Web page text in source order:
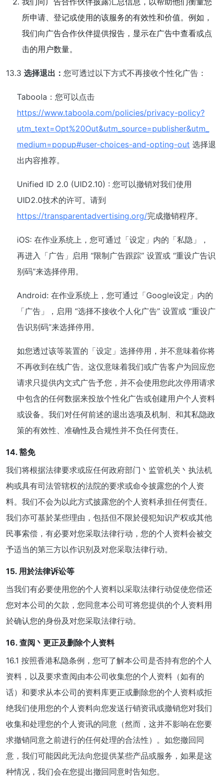
所申请、登记或使用的该服务的有效性和价值。例如，
我们向广告合作伙伴提供报告，显示在广告中查看或点
击的用户数量。
13.3 选择退出： 您可透过以下方式不再接收个性化广告：
Taboola：您可以点击
https://www.taboola.com/policies/privacy-policy?
utm_text=Opt%20Out&utm_source=publisher&utm_
medium=popup#user-choices-and-opting-out 选择退
出内容推荐。
Unified ID 2.0 (UID2.10) : 您可以撤销对我们使用
UID2.0技术的许可。请到
https://transparentadvertising.org/完成撤销程序。
iOS: 在作业系统上，您可通过「设定」内的「私隐」，
再进入「广告」启用 “限制广告跟踪” 设置或 “重设广告识
别码”来选择停用。
Android: 在作业系统上，您可通过「Google设定」内的
「广告」，启用 “选择不接收个人化广告” 设置或 “重设广
告识别码”来选择停用。
如您透过该等装置的「设定」选择停用，并不意味着你将
不再收到在线广告。这仅意味着我们或广告客户为回应您
请求只提供内文式广告予您，并不会使用您此次停用请求
中包含的任何数据来投放个性化广告或创建用户个人资料
或设备。我们对任何前述的退出选项及机制、和其私隐政
策的有效性、准确性及合规性并不负任何责任。
14. 豁免
我们将根据法律要求或应任何政府部门丶监管机关丶执法机
构或具有司法管辖权的法院的要求或命令披露您的个人资
料。我们不会为以此方式披露您的个人资料承担任何责任。
我们亦可基於某些理由，包括但不限於侵犯知识产权或其他
民事索偿，有必要对您采取法律行动，您的个人资料会被交
予适当的第三方以作识别及对您采取法律行动。
15. 用於法律诉讼等
当我们有必要使用您的个人资料以采取法律行动促使您偿还
您对本公司的欠款，您同意本公司可将您提供的个人资料用
於确认您的身份及对您采取法律行动。
16. 查阅丶更正及删除个人资料
16.1 按照香港私隐条例，您可了解本公司是否持有您的个人
资料，以及要求查阅由本公司收集您的个人资料（如有的
话）和要求从本公司的资料库更正或删除您的个人资料或拒
绝我们使用您的个人资料向您发送行销资讯或撤销您对我们
收集和处理您的个人资讯的同意（然而，这并不影响在您要
求撤销同意之前进行的任何处理的合法性）。如您撤回同
意，我们可能因此无法向您提供某些产品或服务，如果是这
种情况，我们会在您提出撤回同意时告知您。